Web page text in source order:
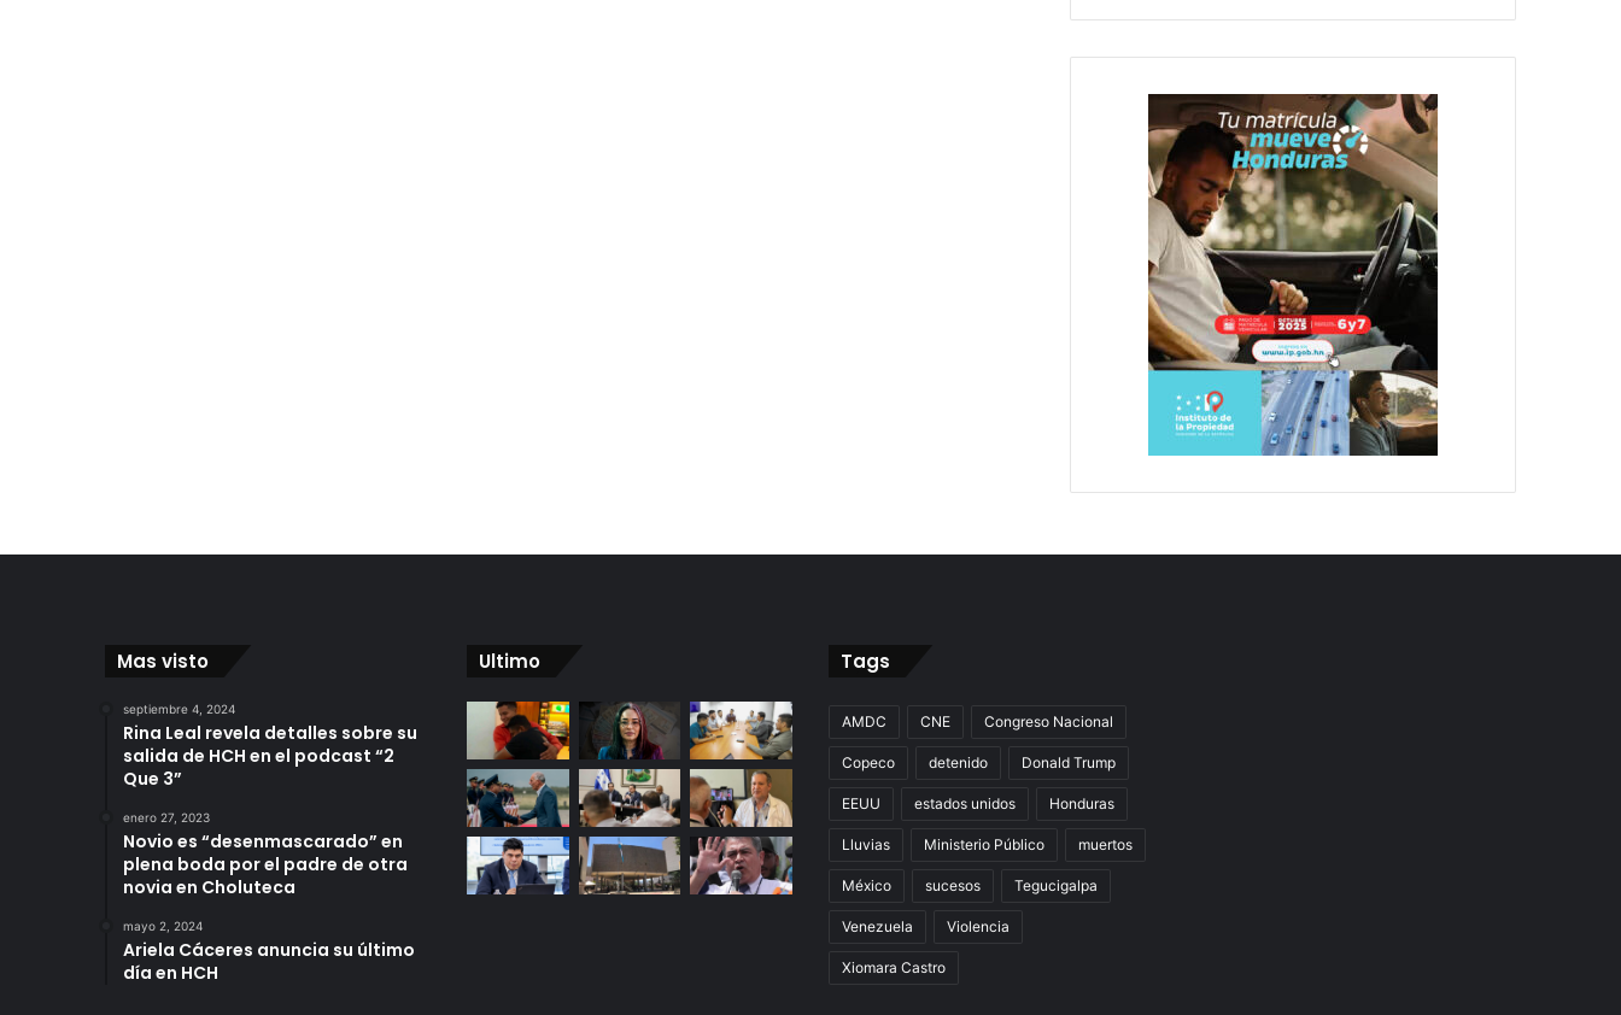
Mas visto
septiembre 4, 2024
Rina Leal revela detalles sobre su
salida de HCH en el podcast “2
Que 3”
enero 27, 2023
Novio es “desenmascarado” en
plena boda por el padre de otra
novia en Choluteca
mayo 2, 2024
Ariela Cáceres anuncia su último
día en HCH
Ultimo Tags
AMDC CNE Congreso Nacional
Copeco detenido Donald Trump
EEUU estados unidos Honduras
Lluvias Ministerio Público muertos
México sucesos Tegucigalpa
Venezuela Violencia
Xiomara Castro